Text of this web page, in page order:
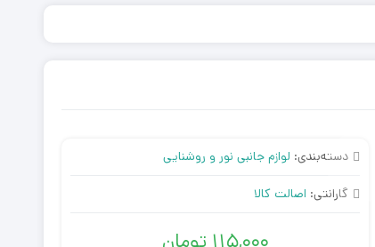
دسته‌بندی: لوازم جانبی نور و روشنایی
گارانتی: اصالت کالا
115,000 تومان